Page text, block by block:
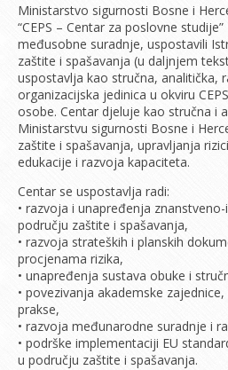
Ministarstvo sigurnosti Bosne i
“CEPS – Centar za poslovne
međusobne suradnje, uspostavili
zaštite i spašavanja (u daljnjem
uspostavlja kao stručna, analitička,
organizacijska jedinica u okviru
osobe. Centar djeluje kao stručna i
Ministarstvu sigurnosti Bosne i
zaštite i spašavanja, upravljanja
edukacije i razvoja kapaciteta.
Centar se uspostavlja radi:
• razvoja i unapređenja
području zaštite i spašavanja,
• razvoja strateških i planskih
procjenama rizika,
• unapređenja sustava obuke i
• povezivanja akademske
prakse,
• razvoja međunarodne suradnje i
• podrške implementaciji EU
u području zaštite i spašavanja.